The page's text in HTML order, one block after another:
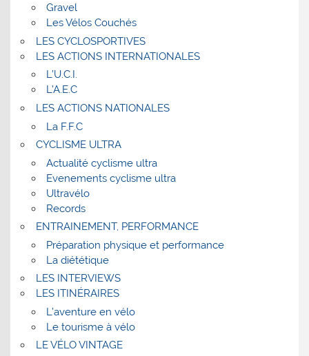
Gravel
Les Vélos Couchés
LES CYCLOSPORTIVES
LES ACTIONS INTERNATIONALES
L’U.C.I.
L’A.E.C
LES ACTIONS NATIONALES
La F.F.C
CYCLISME ULTRA
Actualité cyclisme ultra
Evenements cyclisme ultra
Ultravélo
Records
ENTRAINEMENT, PERFORMANCE
Préparation physique et performance
La diététique
LES INTERVIEWS
LES ITINÉRAIRES
L’aventure en vélo
Le tourisme à vélo
LE VÉLO VINTAGE
Paris (IX), le
L'
"Paris en
selle" rend
Madeleine à
l'un de ses
adhérents
décédé la
veille. La
victime
Paul, un
cycliste, a
été
Madeleine à
Paris (IX), le